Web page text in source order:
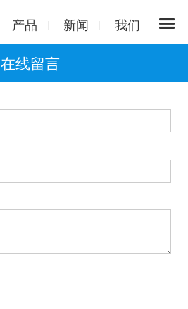
产品 新闻 我们
在线留言